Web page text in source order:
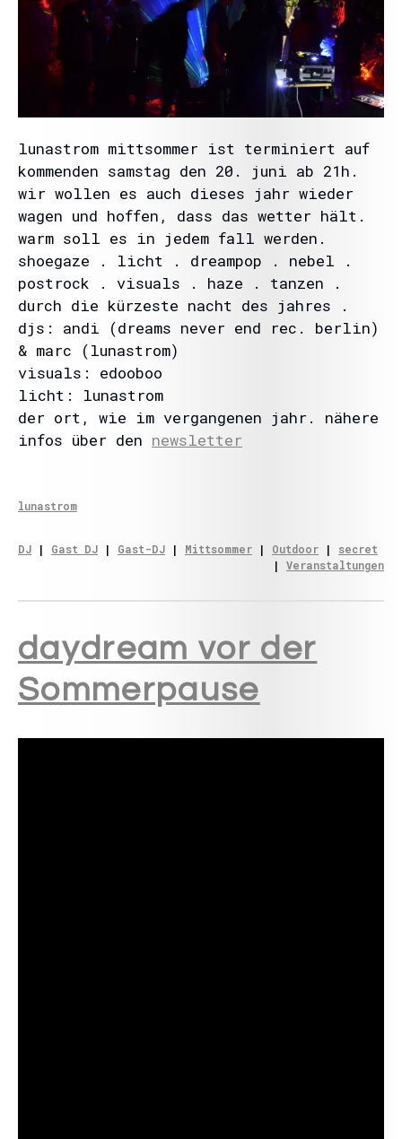
lunastrom mittsommer ist terminiert auf
kommenden samstag den 20. juni ab 21h.
wir wollen es auch dieses jahr wieder
wagen und hoffen, dass das wetter hält.
warm soll es in jedem fall werden.
shoegaze . licht . dreampop . nebel .
postrock . visuals . haze . tanzen .
durch die kürzeste nacht des jahres .
djs: andi (dreams never end rec. berlin)
& marc (lunastrom)
visuals: edooboo
licht: lunastrom
der ort, wie im vergangenen jahr. nähere
infos über den newsletter
lunastrom
DJ | Gast DJ | Gast-DJ | Mittsommer | Outdoor | secret
| Veranstaltungen
daydream vor der
Sommerpause